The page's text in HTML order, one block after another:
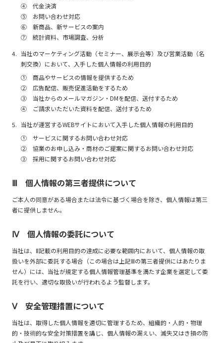
④ 代金決済
⑤ お問い合わせ対応
⑥ 新商品、新サービスの案内
⑦ 統計資料、市場調査、分析
当社のマーケティング活動（セミナー、展示会等）及び営業活動（名
刺交換）において、入手した個人情報の利用目的
① 商品やサービスの情報を提供するため
② 広告配信、販売促進活動をするため
③ 当社からのメールマガジン・DMを配信、送付するため
④ ご請求いただいた資料を配信、送付するため
当社が運営するWEBサイトにおいて入手した個人情報の利用目的
① サービスに関するお問い合わせ対応
② 協業のお申し込み・商材のご提案に関するお問い合わせ対応
③ 採用に関するお問い合わせ対応
Ⅲ 個人情報の第三者提供について
ご本人の同意がある場合または法令に基づく場合を除き、個人情報は第三
者に提供しません。
Ⅳ 個人情報の委託について
当社は、Ⅱ記載の利用目的の達成に必要な範囲内において、個人情報の取
扱いを外部に委託する場合（この場合は上記Ⅲの第三者提供にはあたりま
せん）には、当社が規定する個人情報管理基準を満たす企業を選定して委
託を行い、適切な取扱いが行われるよう監督します。
Ⅴ 安全管理措置について
当社は、取得した個人情報を適切に管理するため、組織的・人的・物理
的・技術的な安全対策措置を講じ、個人情報の漏えい、滅失又はき損の防